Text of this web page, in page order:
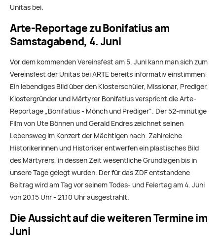
Unitas bei.
Arte-Reportage zu Bonifatius am
Samstagabend, 4. Juni
Vor dem kommenden Vereinsfest am 5. Juni kann man sich zum
Vereinsfest der Unitas bei ARTE bereits informativ einstimmen:
Ein lebendiges Bild über den Klosterschüler, Missionar, Prediger,
Klostergründer und Märtyrer Bonifatius verspricht die Arte-
Reportage „Bonifatius - Mönch und Prediger“. Der 52-minütige
Film von Ute Bönnen und Gerald Endres zeichnet seinen
Lebensweg im Konzert der Mächtigen nach. Zahlreiche
Historikerinnen und Historiker entwerfen ein plastisches Bild
des Märtyrers, in dessen Zeit wesentliche Grundlagen bis in
unsere Tage gelegt wurden. Der für das ZDF entstandene
Beitrag wird am Tag vor seinem Todes- und Feiertag am 4. Juni
von 20.15 Uhr - 21.10 Uhr ausgestrahlt.
Die Aussicht auf die weiteren Termine im
Juni